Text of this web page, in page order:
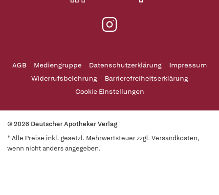
AGB Mediengruppe Datenschutzerklärung
Impressum
Widerrufsbelehrung
Barrierefreiheitserklärung
Cookie Einstellungen
© 2026 Deutscher Apotheker Verlag
* Alle Preise inkl. gesetzl. Mehrwertsteuer zzgl. Versandkosten,
wenn nicht anders angegeben.